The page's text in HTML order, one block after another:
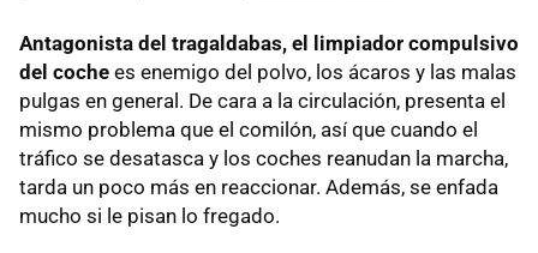
Antagonista del tragaldabas, el limpiador compulsivo
del coche es enemigo del polvo, los ácaros y las malas
pulgas en general. De cara a la circulación, presenta el
mismo problema que el comilón, así que cuando el
tráfico se desatasca y los coches reanudan la marcha,
tarda un poco más en reaccionar. Además, se enfada
mucho si le pisan lo fregado.